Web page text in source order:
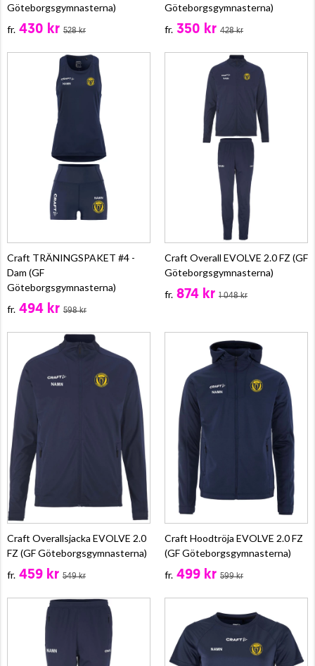
Göteborgsgymnasterna)
fr. 430 kr 528 kr
Göteborgsgymnasterna)
fr. 350 kr 428 kr
Craft TRÄNINGSPAKET #4 -
Dam (GF
Göteborgsgymnasterna)
fr. 494 kr 598 kr
Craft Overall EVOLVE 2.0 FZ (GF
Göteborgsgymnasterna)
fr. 874 kr 1 048 kr
Craft Overallsjacka EVOLVE 2.0
FZ (GF Göteborgsgymnasterna)
fr. 459 kr 549 kr
Craft Hoodtröja EVOLVE 2.0 FZ
(GF Göteborgsgymnasterna)
fr. 499 kr 599 kr